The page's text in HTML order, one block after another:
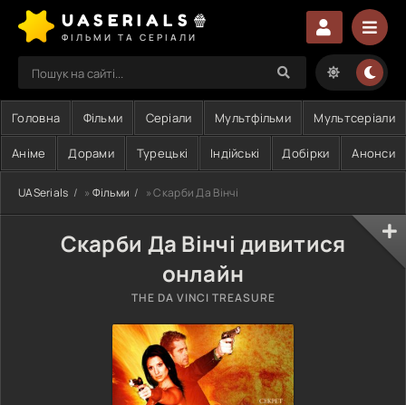
UASERIALS🍿
ФІЛЬМИ ТА СЕРІАЛИ
Головна Фільми Серіали Мультфільми Мультсеріали
Аніме Дорами Турецькі Індійські Добірки Анонси
UASerials » Фільми » Скарби Да Вінчі
Скарби Да Вінчі дивитися
онлайн
THE DA VINCI TREASURE